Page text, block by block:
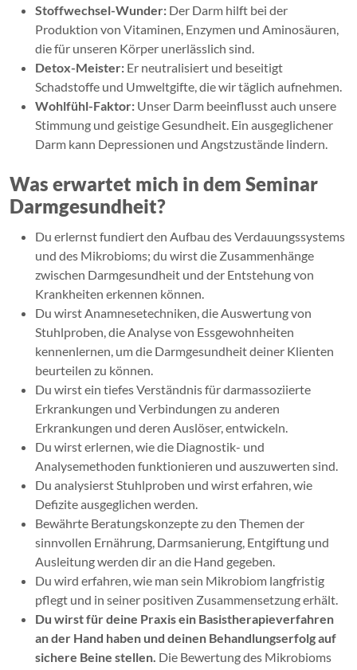
Stoffwechsel-Wunder: Der Darm hilft bei der
Produktion von Vitaminen, Enzymen und Aminosäuren,
die für unseren Körper unerlässlich sind.
Detox-Meister: Er neutralisiert und beseitigt
Schadstoffe und Umweltgifte, die wir täglich aufnehmen.
Wohlfühl-Faktor: Unser Darm beeinflusst auch unsere
Stimmung und geistige Gesundheit. Ein ausgeglichener
Darm kann Depressionen und Angstzustände lindern.
Was erwartet mich in dem Seminar
Darmgesundheit?
Du erlernst fundiert den Aufbau des Verdauungssystems
und des Mikrobioms; du wirst die Zusammenhänge
zwischen Darmgesundheit und der Entstehung von
Krankheiten erkennen können.
Du wirst Anamnesetechniken, die Auswertung von
Stuhlproben, die Analyse von Essgewohnheiten
kennenlernen, um die Darmgesundheit deiner Klienten
beurteilen zu können.
Du wirst ein tiefes Verständnis für darmassoziierte
Erkrankungen und Verbindungen zu anderen
Erkrankungen und deren Auslöser, entwickeln.
Du wirst erlernen, wie die Diagnostik- und
Analysemethoden funktionieren und auszuwerten sind.
Du analysierst Stuhlproben und wirst erfahren, wie
Defizite ausgeglichen werden.
Bewährte Beratungskonzepte zu den Themen der
sinnvollen Ernährung, Darmsanierung, Entgiftung und
Ausleitung werden dir an die Hand gegeben.
Du wird erfahren, wie man sein Mikrobiom langfristig
pflegt und in seiner positiven Zusammensetzung erhält.
Du wirst für deine Praxis ein Basistherapieverfahren
an der Hand haben und deinen Behandlungserfolg auf
sichere Beine stellen. Die Bewertung des Mikrobioms